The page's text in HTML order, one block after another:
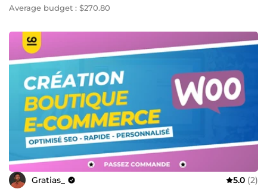
Average budget : $270.80
Gratias_ 5.0 (2)